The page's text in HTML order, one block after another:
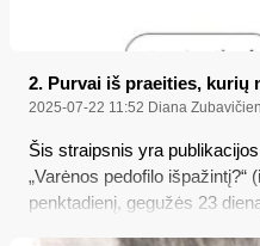
2. Purvai iš praeities, kurių
2025-07-22 11:52 Diana
Šis straipsnis yra
„Varėnos pedofilo išpažintį?“
penktadienį, gegužės 23